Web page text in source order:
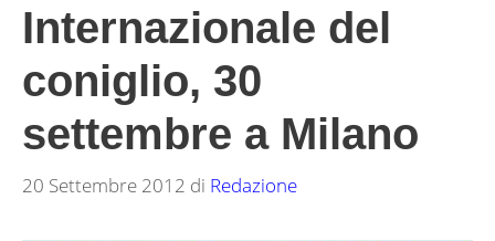
Internazionale del
coniglio, 30
settembre a Milano
20 Settembre 2012 di Redazione